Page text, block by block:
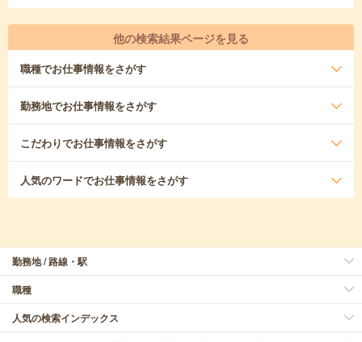
他の検索結果ページを見る
職種でお仕事情報をさがす
勤務地でお仕事情報をさがす
こだわりでお仕事情報をさがす
人気のワードでお仕事情報をさがす
勤務地 / 路線・駅
職種
人気の検索インデックス